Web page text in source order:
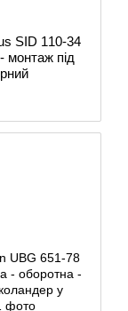
SID 110-34
монтаж під